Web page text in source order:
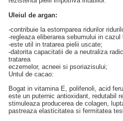
Uleiul de argan:
-contribuie la estomparea ridurilor
-regleaza eliberarea sebumului in cazul
-este util in tratarea pielii uscate;
-datorita capacitatii de a neutraliza
tratarea
eczemelor, acneei si psoriazisului;
Untul de cacao:
Bogat in vitamina E, polifenoli, acid
este un puternic antioxidant, redutabil
stimuleaza producerea de colagen,
pastreaza elasticitatea si fermitatea